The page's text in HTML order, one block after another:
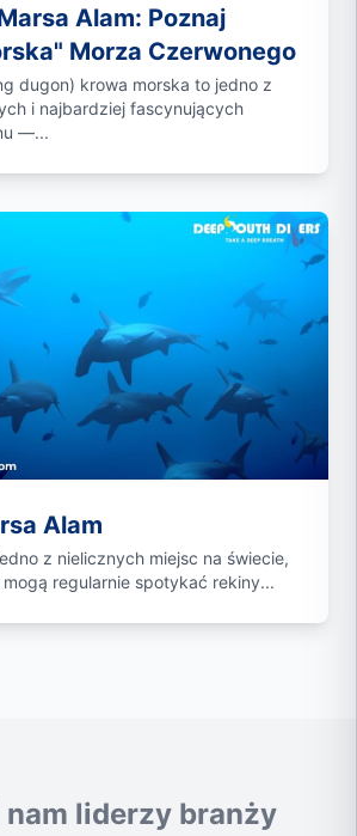
Alam: Poznaj
Morza Czerwonego
dugon) krowa morska to jedno z
i najbardziej fascynujących
—...
Alam
z nielicznych miejsc na świecie,
regularnie spotykać rekiny...
liderzy branży